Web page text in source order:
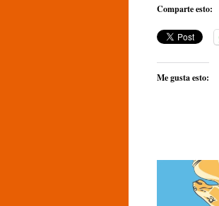
Comparte esto:
Me gusta esto: